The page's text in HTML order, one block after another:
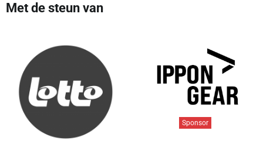
Met de steun van
Sponsor